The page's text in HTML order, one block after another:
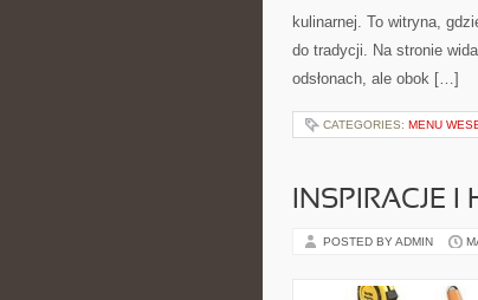
kulinarnej. To witryna,
do tradycji. Na stronie
odsłonach, ale obok […]
CATEGORIES: MENU
INSPIRACJE
POSTED BY ADMIN